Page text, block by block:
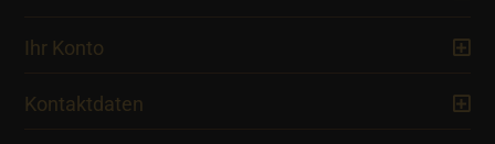
Ihr Konto
Kontaktdaten